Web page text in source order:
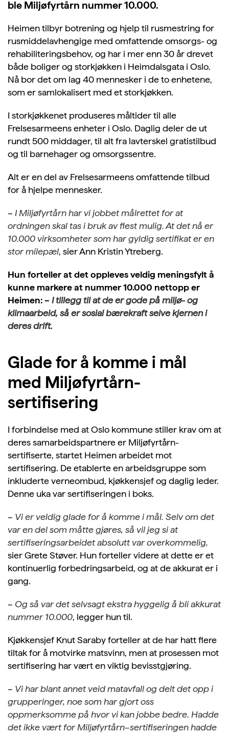
ble Miljøfyrtårn nummer 10.000.
Heimen tilbyr botrening og hjelp til rusmestring for
rusmiddelavhengige med omfattende omsorgs- og
rehabiliteringsbehov, og har i mer enn 30 år drevet
både boliger og storkjøkken i Heimdalsgata i Oslo.
Nå bor det om lag 40 mennesker i de to enhetene,
som er samlokalisert med et storkjøkken.
I storkjøkkenet produseres måltider til alle
Frelsesarmeens enheter i Oslo. Daglig deler de ut
rundt 500 middager, til alt fra lavterskel gratistilbud
og til barnehager og omsorgssentre.
Alt er en del av Frelsesarmeens omfattende tilbud
for å hjelpe mennesker.
– I Miljøfyrtårn har vi jobbet målrettet for at
ordningen skal tas i bruk av flest mulig. At det nå er
10.000 virksomheter som har gyldig sertifikat er en
stor milepæl, sier Ann Kristin Ytreberg.
Hun forteller at det oppleves veldig meningsfylt å
kunne markere at nummer 10.000 nettopp er
Heimen:– I tillegg til at de er gode på miljø- og
klimaarbeid, så er sosial bærekraft selve kjernen i
deres drift.
Glade for å komme i mål
med Miljøfyrtårn-
sertifisering
I forbindelse med at Oslo kommune stiller krav om at
deres samarbeidspartnere er Miljøfyrtårn-
sertifiserte, startet Heimen arbeidet mot
sertifisering. De etablerte en arbeidsgruppe som
inkluderte verneombud, kjøkkensjef og daglig leder.
Denne uka var sertifiseringen i boks.
– Vi er veldig glade for å komme i mål. Selv om det
var en del som måtte gjøres, så vil jeg si at
sertifiseringsarbeidet absolutt var overkommelig,
sier Grete Støver. Hun forteller videre at dette er et
kontinuerlig forbedringsarbeid, og at de akkurat er i
gang.
– Og så var det selvsagt ekstra hyggelig å bli akkurat
nummer 10.000, legger hun til.
Kjøkkensjef Knut Saraby forteller at de har hatt flere
tiltak for å motvirke matsvinn, men at prosessen mot
sertifisering har vært en viktig bevisstgjøring.
– Vi har blant annet veid matavfall og delt det opp i
grupperinger, noe som har gjort oss
oppmerksomme på hvor vi kan jobbe bedre. Hadde
det ikke vært for Miljøfyrtårn–sertifiseringen hadde